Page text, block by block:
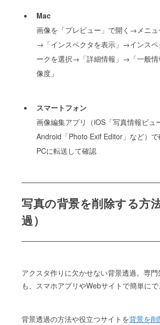
Mac
画像を「プレビュー」で開く→メニュ
→「インスペクタを表示」→インスペ
ークを選択→「詳細情報」→「一般情
像度」
スマートフォン
画像編集アプリ（iOS「写真情報ビュ
Android「Photo Exif Editor」など）
PCに転送して確認
写真の背景を削除する方
過）
アクスタ作りに欠かせない背景透過。専門
も、スマホアプリやWebサイトで簡単にで
背景透過の方法や役立つサイトを背景を